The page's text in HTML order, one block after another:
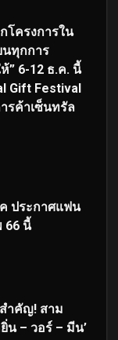
โครงการใน
นทุกการ
” 6-12 ธ.ค. นี้
Gift Festival
รค้าเซ็นทรัล
ประกาศแฟน
66 นี้
ำคัญ! สาม
น – วอร์ – มีน’